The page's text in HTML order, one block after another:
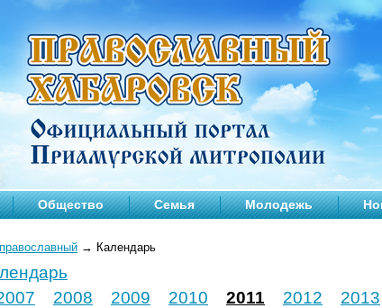
Общество Семья Молодежь
→ Календарь
2008 2009 2010 2011 2012 2013